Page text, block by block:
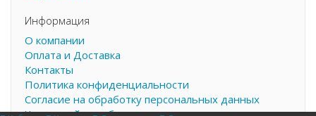
Информация
О компании
Оплата и Доставка
Контакты
Политика конфиденциальности
Согласие на обработку персональных данных